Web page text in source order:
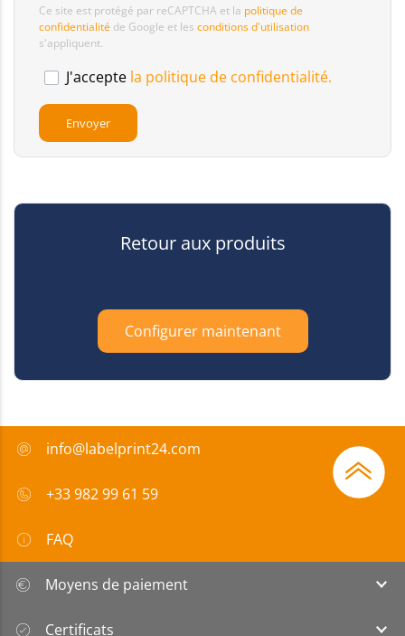
Ce site est protégé par reCAPTCHA et la politique de
confidentialité de Google et les conditions d'utilisation
s'appliquent.
J'accepte la politique de confidentialité.
Retour aux produits
Configurer maintenant
info@labelprint24.com
+33 982 99 61 59
FAQ
Moyens de paiement
Certificats